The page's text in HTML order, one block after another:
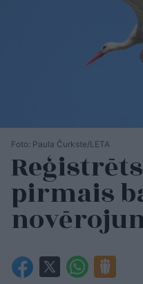
Foto: Paula Čurkste/LETA
pirmais